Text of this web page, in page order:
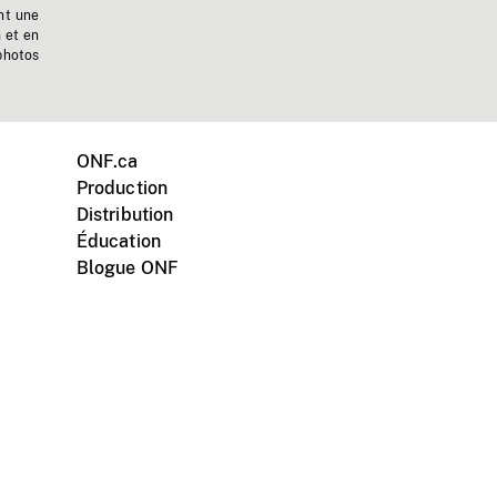
une
et en
ONF.ca
Production
Distribution
Éducation
Blogue ONF